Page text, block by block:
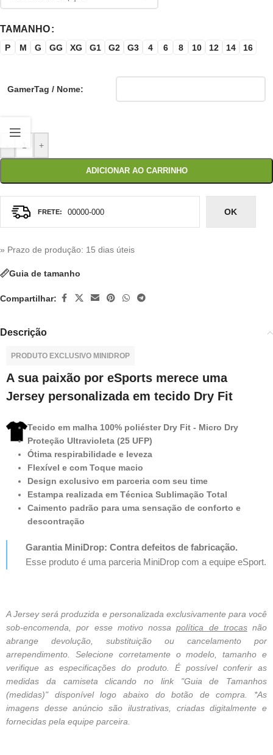
TAMANHO
P M G GG XG G1 G2 G3 4 6 8 10 12 14 16
GamerTag / Nome:
+
ADICIONAR AO CARRINHO
OK
» Prazo de produção: 15 dias úteis
Guia de tamanho
Compartilhar:
Descrição
PRODUTO EXCLUSIVO MINIDROP
A sua paixão por eSports merece uma
Jersey personalizada em tecido Dry Fit
Tecido em malha 100% poliéster Dry Fit - Micro Dry
Proteção Ultravioleta (25 UFP)
Ótima respirabilidade e leveza
Flexível e com Toque macio
Design exclusivo em parceria com seu time
Estampa realizada em Técnica Sublimação Total
Caimento padrão para uma sensação de conforto e
descontração
Garantia MiniDrop: Contra defeitos de fabricação.
Esse produto é uma parceria MiniDrop com a equipe eSport.
A Jersey será produzida e personalizada exclusivamente para você
sob-encomenda, por esse motivo nossapolítica de trocasnão
abrange devolução, substituição ou cancelamento por
arrependimento. Selecione corretamente o modelo, tamanho e
verifique as especificações do produto. É possível conferir as
medidas da camiseta clicando no link "Guia de Tamanhos
(medidas)" disponível logo abaixo do botão de compra. *As
imagens desse anúncio são ilustrativas, criadas digitalmente e
fornecidas pela equipe parceira.